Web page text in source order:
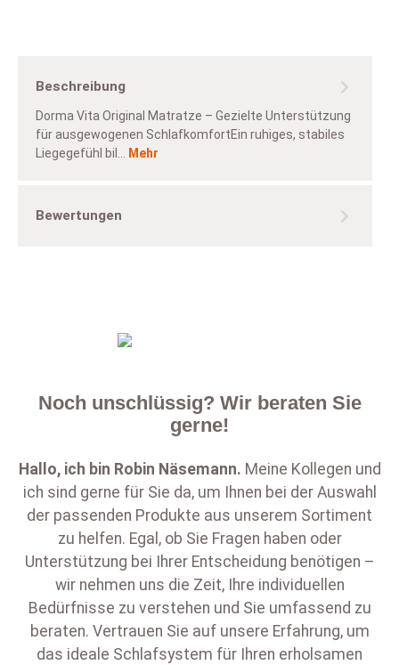
Beschreibung
Dorma Vita Original Matratze – Gezielte Unterstützung
für ausgewogenen SchlafkomfortEin ruhiges, stabiles
Liegegefühl bil…
Mehr
Bewertungen
Noch unschlüssig? Wir beraten Sie
gerne!
Hallo, ich bin Robin Näsemann. Meine Kollegen und
ich sind gerne für Sie da, um Ihnen bei der Auswahl
der passenden Produkte aus unserem Sortiment
zu helfen. Egal, ob Sie Fragen haben oder
Unterstützung bei Ihrer Entscheidung benötigen –
wir nehmen uns die Zeit, Ihre individuellen
Bedürfnisse zu verstehen und Sie umfassend zu
beraten. Vertrauen Sie auf unsere Erfahrung, um
das ideale Schlafsystem für Ihren erholsamen